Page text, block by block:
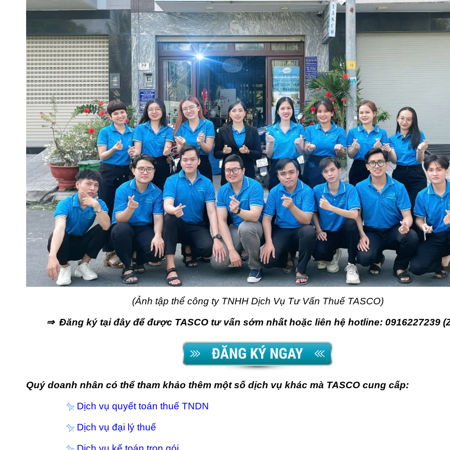
(Ảnh tập thể công ty TNHH Dịch Vụ Tư Vấn Thuế TASCO)
⇒ Đăng ký tại đây để được TASCO tư vấn sớm nhất hoặc liên hệ hotline: 0916227239
Quý doanh nhân có thể tham khảo thêm một số dịch vụ khác mà TASCO cung cấp:
Dịch vụ quyết toán thuế TNDN
Dịch vụ đại lý thuế